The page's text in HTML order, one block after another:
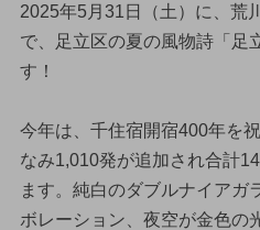
2025年5月31日（土）に、荒
で、足立区の夏の風物詩「足
す！
今年は、千住宿開宿400年を
なみ1,010発が追加され合計
ます。純白のダブルナイアガ
ボレーション、夜空が金色の